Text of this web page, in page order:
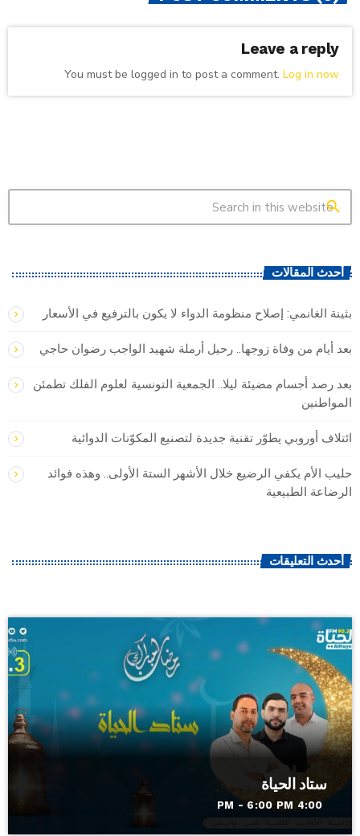
Leave a reply
You must be logged in to post a comment. Log in now
search
أحدث المقالات
بثينة الغانمي: إصلاح منظومة الدواء لا يكون بالترفيع في الأسعار
بعد أيام من وفاة زوجها.. رحيل أرملة شهيد الواجب رضوان حاجي
بعد رصد أجسام مضيئة ليلا.. الجمعية التونسية لعلوم الفلك تطمئن
المواطنين
ائتلاف أوروبي يطوّر تقنية جديدة لتصنيع المكوّنات الدوائية
حليب الأم يكفي الرضيع خلال الأشهر الستة الأولى.. وهذه فوائد
الرضاعة الطبيعية
أحدث التعليقات
ستاد الحياة
4:00 PM - 6:00 PM